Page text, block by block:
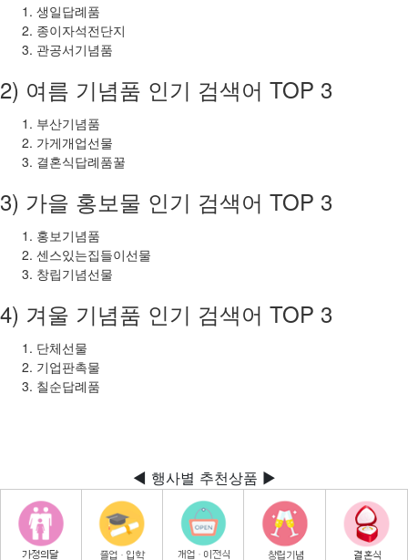
생일답례품
종이자석전단지
관공서기념품
2) 여름 기념품 인기 검색어 TOP 3
부산기념품
가게개업선물
결혼식답례품꿀
3) 가을 홍보물 인기 검색어 TOP 3
홍보기념품
센스있는집들이선물
창립기념선물
4) 겨울 기념품 인기 검색어 TOP 3
단체선물
기업판촉물
칠순답례품
◀ 행사별 추천상품 ▶